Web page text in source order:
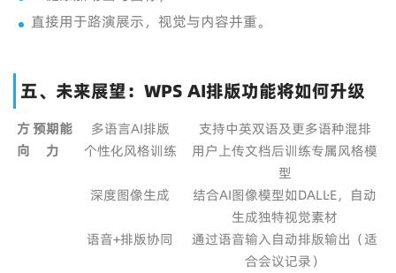
直接用于路演展示，视觉与内容并重。
五、未来展望：WPS AI排版功能将如何升级
方
向
预期能
力
多语言AI排版
支持中英双语及更多语种混排
个性化风格训练
用户上传文档后训练专属风格模
型
深度图像生成
结合AI图像模型如DALL·E，自动
生成独特视觉素材
语音+排版协同
通过语音输入自动排版输出（适
合会议记录）